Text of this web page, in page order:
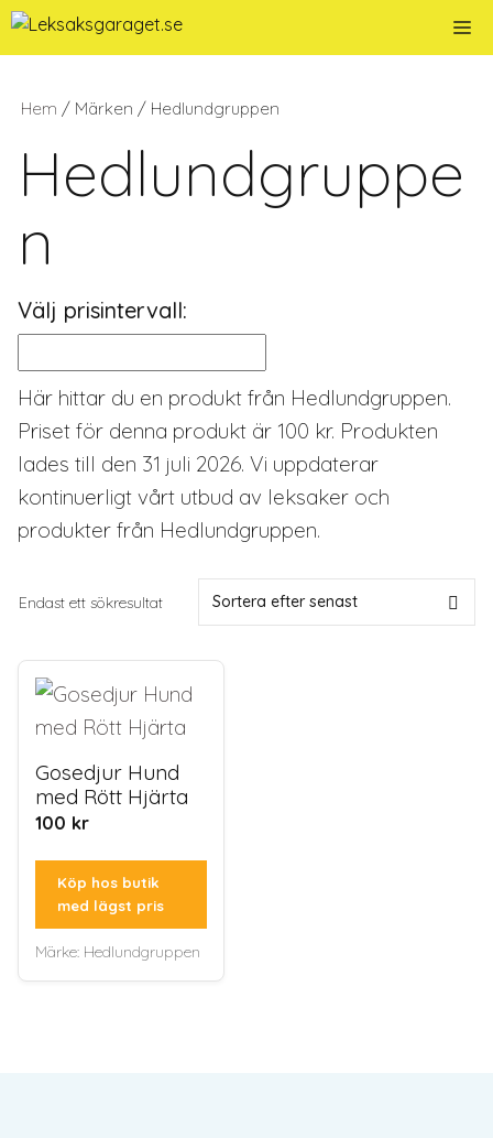
Hoppa
till
Hem / Märken / Hedlundgruppen
Hedlundgruppe
n
Välj prisintervall:
Här hittar du en produkt från Hedlundgruppen.
Priset för denna produkt är 100 kr. Produkten
lades till den 31 juli 2026. Vi uppdaterar
kontinuerligt vårt utbud av leksaker och
produkter från Hedlundgruppen.
Endast ett sökresultat
Gosedjur Hund
med Rött Hjärta
100 kr
Köp hos butik
med lägst pris
Märke: Hedlundgruppen